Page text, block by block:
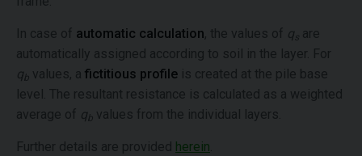
In case of automatic calculation, the values of qs are
automatically assigned according to soil in the layer. For
qb values, a fictitious profile is created at the pile base
level. The resultant resistance is calculated as a weighted
average of qb values from the individual layers.
Further details are provided herein